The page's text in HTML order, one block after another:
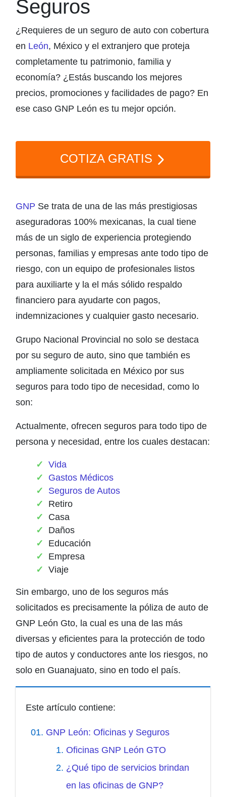
Seguros
¿Requieres de un seguro de auto con cobertura
en León, México y el extranjero que proteja
completamente tu patrimonio, familia y
economía? ¿Estás buscando los mejores
precios, promociones y facilidades de pago? En
ese caso GNP León es tu mejor opción.
COTIZA GRATIS
GNP Se trata de una de las más prestigiosas
aseguradoras 100% mexicanas, la cual tiene
más de un siglo de experiencia protegiendo
personas, familias y empresas ante todo tipo de
riesgo, con un equipo de profesionales listos
para auxiliarte y la el más sólido respaldo
financiero para ayudarte con pagos,
indemnizaciones y cualquier gasto necesario.
Grupo Nacional Provincial no solo se destaca
por su seguro de auto, sino que también es
ampliamente solicitada en México por sus
seguros para todo tipo de necesidad, como lo
son:
Actualmente, ofrecen seguros para todo tipo de
persona y necesidad, entre los cuales destacan:
Vida
Gastos Médicos
Seguros de Autos
Retiro
Casa
Daños
Educación
Empresa
Viaje
Sin embargo, uno de los seguros más
solicitados es precisamente la póliza de auto de
GNP León Gto, la cual es una de las más
diversas y eficientes para la protección de todo
tipo de autos y conductores ante los riesgos, no
solo en Guanajuato, sino en todo el país.
Este artículo contiene:
GNP León: Oficinas y Seguros
Oficinas GNP León GTO
¿Qué tipo de servicios brindan
en las oficinas de GNP?